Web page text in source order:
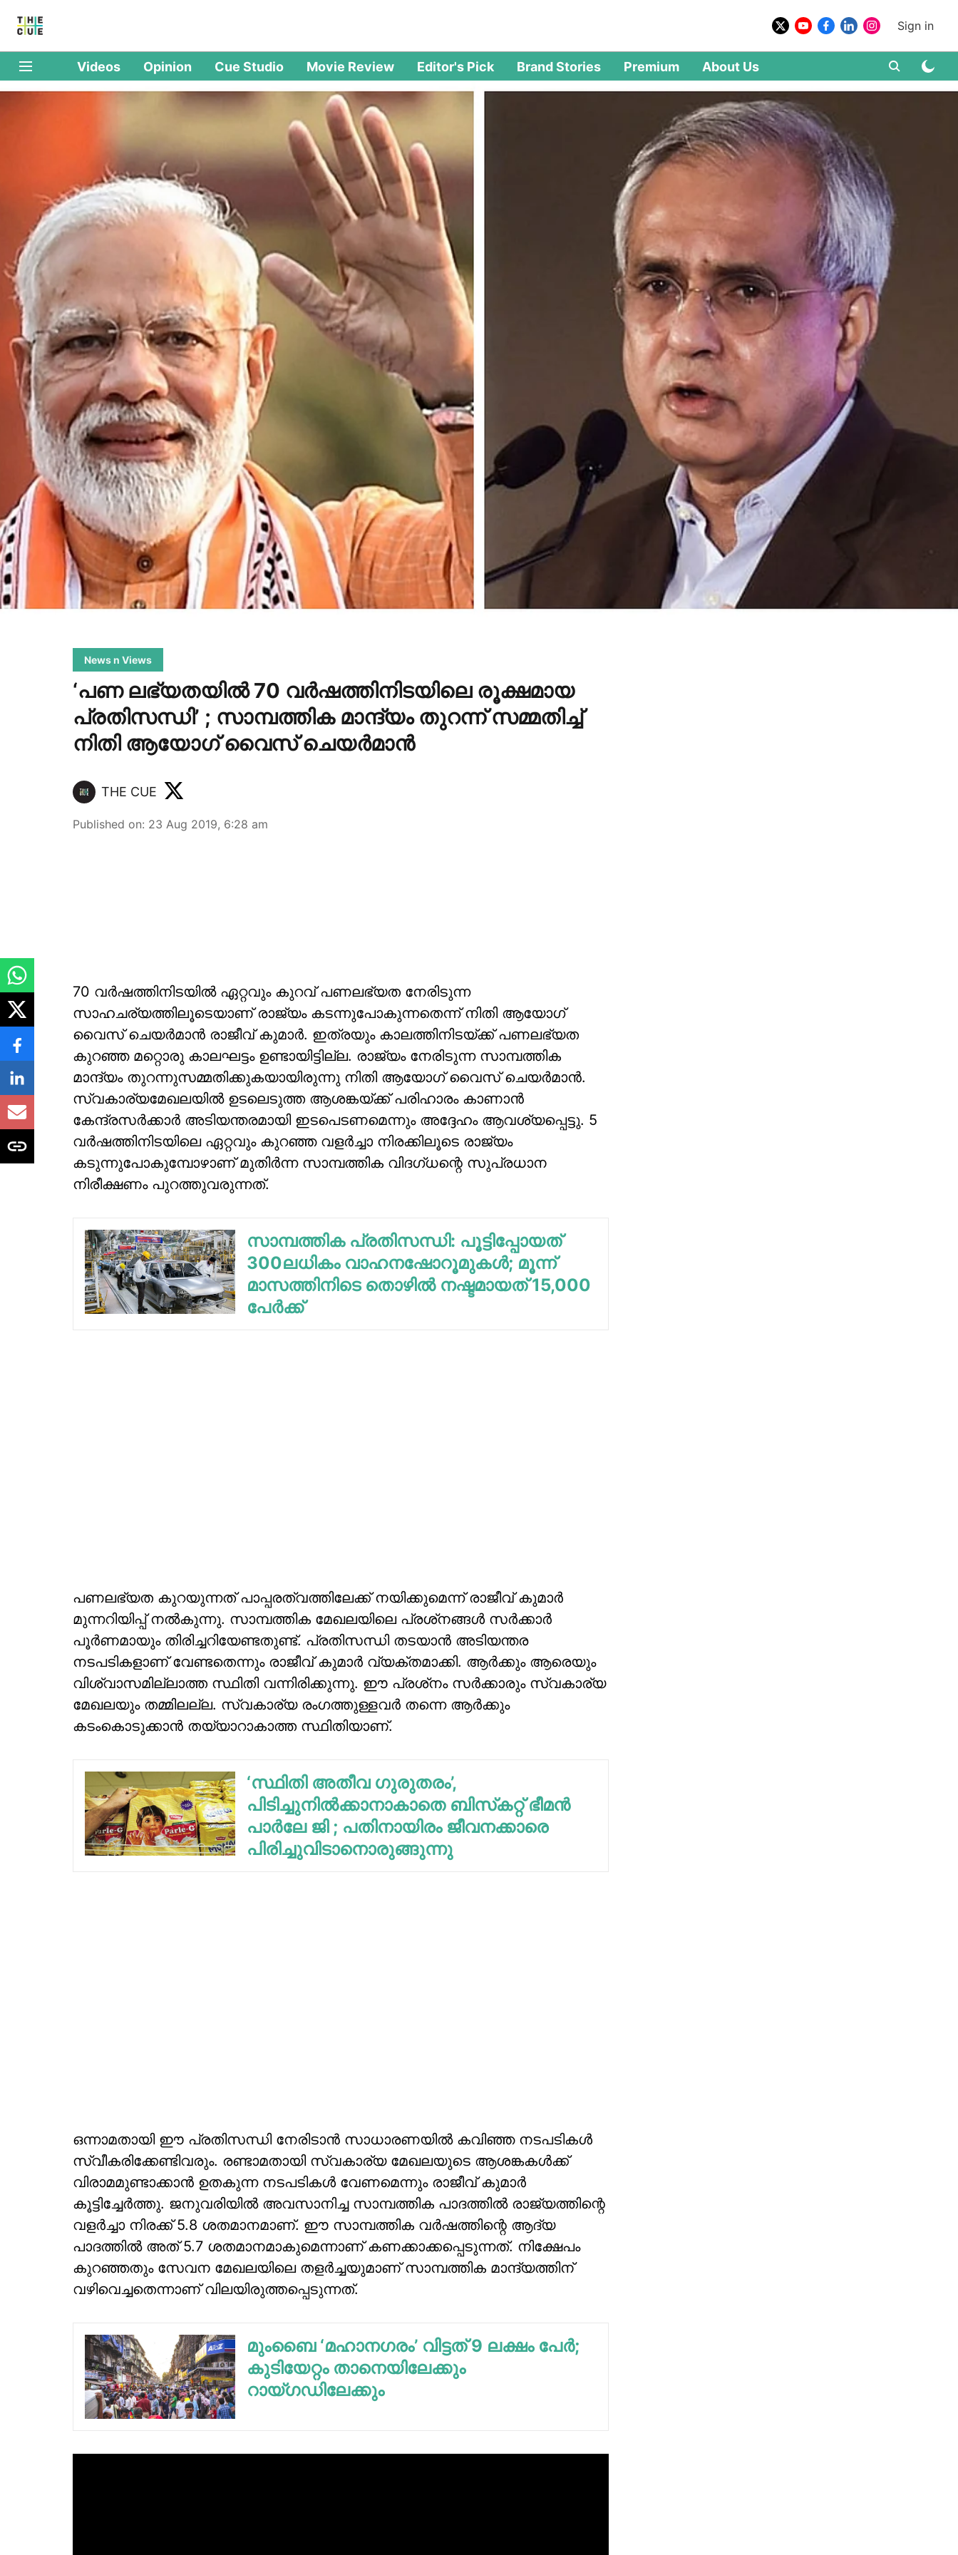
Sign in
Videos Opinion Cue Studio Movie Review Editor's Pick Brand Stories Premium About Us
News n Views
‘പണ ലഭ്യതയില്‍ 70 വര്‍ഷത്തിനിടയിലെ രൂക്ഷമായ
പ്രതിസന്ധി’ ; സാമ്പത്തിക മാന്ദ്യം തുറന്ന് സമ്മതിച്ച്
നിതി ആയോഗ് വൈസ് ചെയര്‍മാന്‍
THE CUE
Published on: 23 Aug 2019, 6:28 am
70 വര്‍ഷത്തിനിടയില്‍ ഏറ്റവും കുറവ് പണലഭ്യത നേരിടുന്ന
സാഹചര്യത്തിലൂടെയാണ് രാജ്യം കടന്നുപോകുന്നതെന്ന് നിതി ആയോഗ്
വൈസ് ചെയര്‍മാന്‍ രാജീവ് കുമാര്‍. ഇത്രയും കാലത്തിനിടയ്ക്ക് പണലഭ്യത
കുറഞ്ഞ മറ്റൊരു കാലഘട്ടം ഉണ്ടായിട്ടില്ല. രാജ്യം നേരിടുന്ന സാമ്പത്തിക
മാന്ദ്യം തുറന്നുസമ്മതിക്കുകയായിരുന്നു നിതി ആയോഗ് വൈസ് ചെയര്‍മാന്‍.
സ്വകാര്യമേഖലയില്‍ ഉടലെടുത്ത ആശങ്കയ്ക്ക് പരിഹാരം കാണാന്‍
കേന്ദ്രസര്‍ക്കാര്‍ അടിയന്തരമായി ഇടപെടണമെന്നും അദ്ദേഹം ആവശ്യപ്പെട്ടു. 5
വര്‍ഷത്തിനിടയിലെ ഏറ്റവും കുറഞ്ഞ വളര്‍ച്ചാ നിരക്കിലൂടെ രാജ്യം
കടുന്നുപോകുമ്പോഴാണ് മുതിര്‍ന്ന സാമ്പത്തിക വിദഗ്ധന്റെ സുപ്രധാന
നിരീക്ഷണം പുറത്തുവരുന്നത്.
സാമ്പത്തിക പ്രതിസന്ധി: പൂട്ടിപ്പോയത്
300ലധികം വാഹനഷോറൂമുകള്‍; മൂന്ന്
മാസത്തിനിടെ തൊഴില്‍ നഷ്ടമായത് 15,000
പേര്‍ക്ക്
പണലഭ്യത കുറയുന്നത് പാപ്പരത്വത്തിലേക്ക് നയിക്കുമെന്ന് രാജീവ് കുമാര്‍
മുന്നറിയിപ്പ് നല്‍കുന്നു. സാമ്പത്തിക മേഖലയിലെ പ്രശ്‌നങ്ങള്‍ സര്‍ക്കാര്‍
പൂര്‍ണമായും തിരിച്ചറിയേണ്ടതുണ്ട്. പ്രതിസന്ധി തടയാന്‍ അടിയന്തര
നടപടികളാണ് വേണ്ടതെന്നും രാജീവ് കുമാര്‍ വ്യക്തമാക്കി. ആര്‍ക്കും ആരെയും
വിശ്വാസമില്ലാത്ത സ്ഥിതി വന്നിരിക്കുന്നു. ഈ പ്രശ്‌നം സര്‍ക്കാരും സ്വകാര്യ
മേഖലയും തമ്മിലല്ല. സ്വകാര്യ രംഗത്തുള്ളവര്‍ തന്നെ ആര്‍ക്കും
കടംകൊടുക്കാന്‍ തയ്യാറാകാത്ത സ്ഥിതിയാണ്.
‘സ്ഥിതി അതീവ ഗുരുതരം’,
പിടിച്ചുനില്‍ക്കാനാകാതെ ബിസ്‌കറ്റ് ഭീമന്‍
പാര്‍ലേ ജി ; പതിനായിരം ജീവനക്കാരെ
പിരിച്ചുവിടാനൊരുങ്ങുന്നു
ഒന്നാമതായി ഈ പ്രതിസന്ധി നേരിടാന്‍ സാധാരണയില്‍ കവിഞ്ഞ നടപടികള്‍
സ്വീകരിക്കേണ്ടിവരും. രണ്ടാമതായി സ്വകാര്യ മേഖലയുടെ ആശങ്കകള്‍ക്ക്
വിരാമമുണ്ടാക്കാന്‍ ഉതകുന്ന നടപടികള്‍ വേണമെന്നും രാജീവ് കുമാര്‍
കൂട്ടിച്ചേര്‍ത്തു. ജനുവരിയില്‍ അവസാനിച്ച സാമ്പത്തിക പാദത്തില്‍ രാജ്യത്തിന്റെ
വളര്‍ച്ചാ നിരക്ക് 5.8 ശതമാനമാണ്. ഈ സാമ്പത്തിക വര്‍ഷത്തിന്റെ ആദ്യ
പാദത്തില്‍ അത് 5.7 ശതമാനമാകുമെന്നാണ് കണക്കാക്കപ്പെടുന്നത്. നിക്ഷേപം
കുറഞ്ഞതും സേവന മേഖലയിലെ തളര്‍ച്ചയുമാണ് സാമ്പത്തിക മാന്ദ്യത്തിന്
വഴിവെച്ചതെന്നാണ് വിലയിരുത്തപ്പെടുന്നത്.
മുംബൈ ‘മഹാനഗരം’ വിട്ടത് 9 ലക്ഷം പേര്‍;
കുടിയേറ്റം താനെയിലേക്കും
റായ്ഗഡിലേക്കും